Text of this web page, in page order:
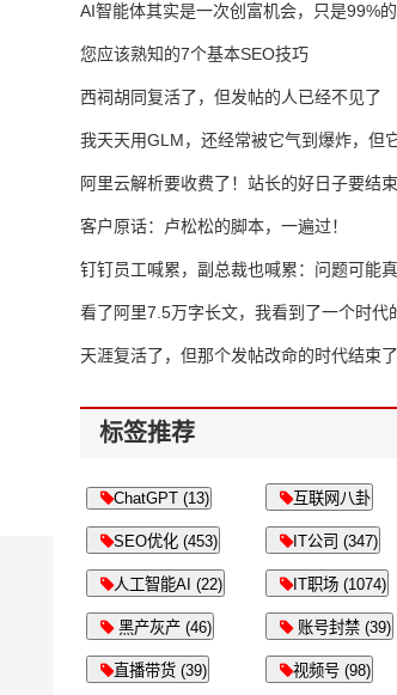
AI智能体其实是一次创富机会，只是99%
错过了
您应该熟知的7个基本SEO技巧
西祠胡同复活了，但发帖的人已经不见了
我天天用GLM，还经常被它气到爆炸，但
16万亿
阿里云解析要收费了！站长的好日子要结
客户原话：卢松松的脚本，一遍过！
钉钉员工喊累，副总裁也喊累：问题可能
了
看了阿里7.5万字长文，我看到了一个时代
天涯复活了，但那个发帖改命的时代结束了
标签推荐
ChatGPT (13) 互联网八卦
SEO优化 (453) IT公司 (347)
人工智能AI (22) IT职场 (1074)
黑产灰产 (46) 账号封禁 (39)
直播带货 (39) 视频号 (98)